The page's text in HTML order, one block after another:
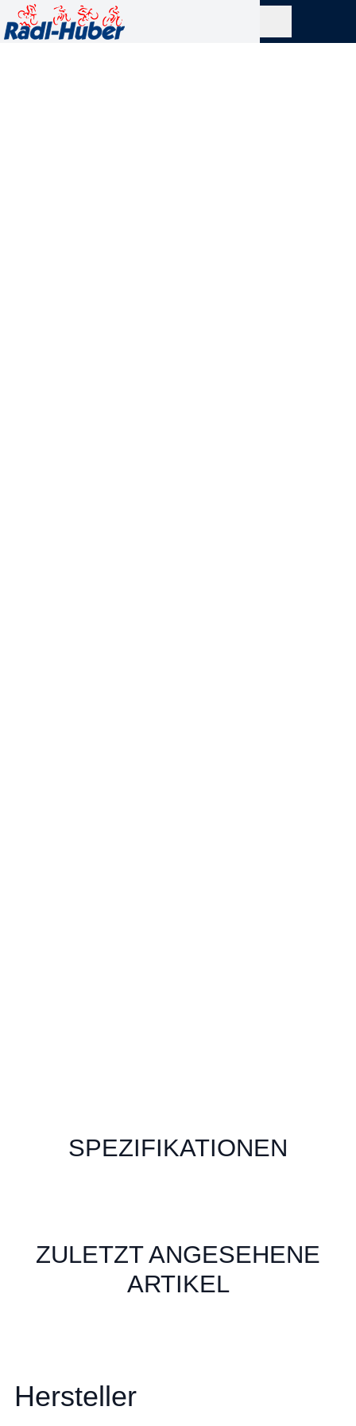
SPEZIFIKATIONEN
ZULETZT ANGESEHENE
ARTIKEL
Hersteller